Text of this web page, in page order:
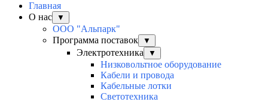
Главная
О нас
▼
ООО "Альпарк"
Программа поставок
▼
Электротехника ▼
Низковольтное оборудование
Кабели и провода
Кабельные лотки
Светотехника